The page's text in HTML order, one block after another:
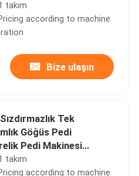
takım
according to machine
Bize ulaşın
Tek
Göğüs Pedi
Pedi Makinesi
Ekran
takım
according to machine